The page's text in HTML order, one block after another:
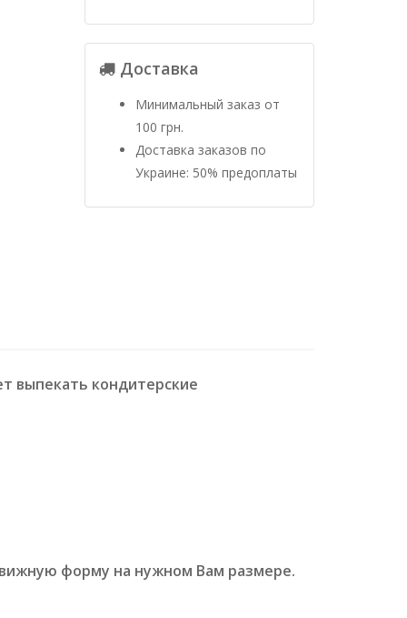
Доставка
Минимальный заказ от
100 грн.
Доставка заказов по
Украине: 50% предоплаты
выпекать кондитерские
форму на нужном Вам размере.